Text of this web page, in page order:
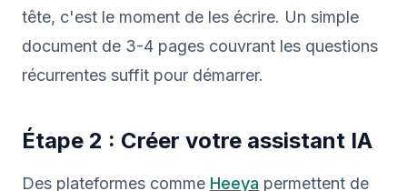
tête, c'est le moment de les écrire. Un simple
document de 3-4 pages couvrant les questions
récurrentes suffit pour démarrer.
Étape 2 : Créer votre assistant IA
Des plateformes comme Heeya permettent de